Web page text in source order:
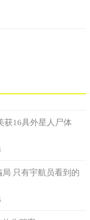
巴颜喀拉山?接下来，
，并提出一些能够佐证
隔绝的巴颜喀拉山脉
状奇特的遗骸和数百个
洞后来再也没有被找到
获16具外星人尸体
只有宇航员看到的